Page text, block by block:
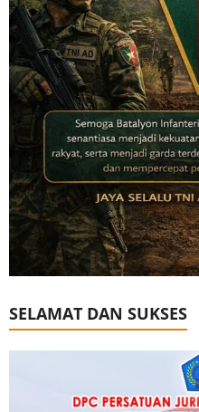
SELAMAT DAN SUKSES